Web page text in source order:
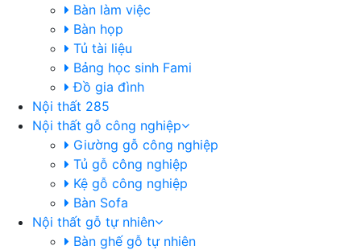
Bàn làm việc
Bàn họp
Tủ tài liệu
Bảng học sinh Fami
Đồ gia đình
Nội thất 285
Nội thất gỗ công nghiệp
Giường gỗ công nghiệp
Tủ gỗ công nghiệp
Kệ gỗ công nghiệp
Bàn Sofa
Nội thất gỗ tự nhiên
Bàn ghế gỗ tự nhiên